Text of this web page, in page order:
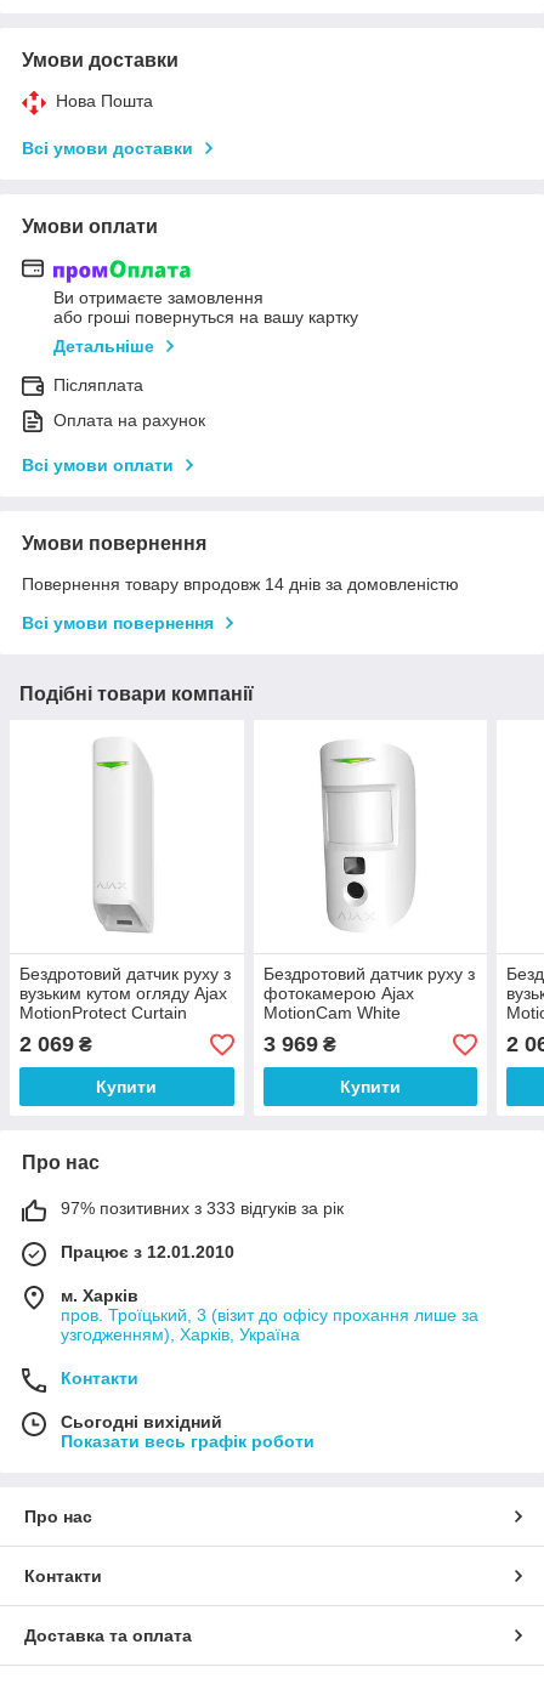
Умови доставки
Нова Пошта
Всі умови доставки
Умови оплати
Ви отримаєте замовлення
або гроші повернуться на вашу картку
Детальніше
Післяплата
Оплата на рахунок
Всі умови оплати
Умови повернення
Повернення товару впродовж 14 днів за домовленістю
Всі умови повернення
Подібні товари компанії
Бездротовий датчик руху з
вузьким кутом огляду Ajax
MotionProtect Curtain
White
2 069 ₴
Купити
Бездротовий датчик руху з
фотокамерою Ajax
MotionCam White
3 969₴
Купити
2
Про нас
97% позитивних з 333 відгуків за рік
Працює з 12.01.2010
м. Харків
пров. Троїцький, 3 (візит до офісу прохання лише за
узгодженням), Харків, Україна
Контакти
Сьогодні вихідний
Показати весь графік роботи
Про нас
Контакти
Доставка та оплата